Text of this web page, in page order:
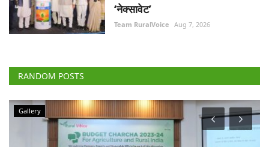
‘नेक्सावेट’
Team RuralVoice Aug 7, 2026
RANDOM POSTS
Gallery